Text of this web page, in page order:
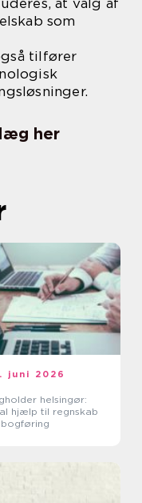
som
tilfører
her
juni 2026
helsingør:
hjælp til regnskab